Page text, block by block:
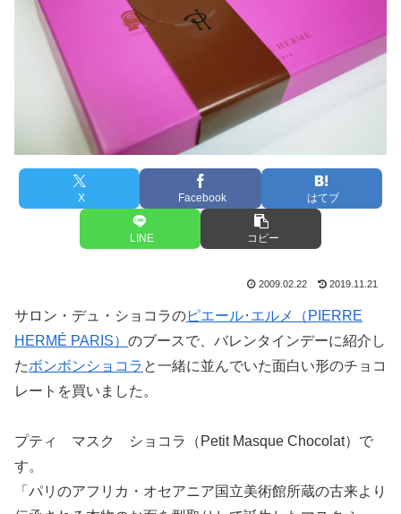
X Facebook はてブ
LINE コピー
2009.02.22 2019.11.21
サロン・デュ・ショコラのピエール･エルメ（PIERRE
HERMÉ PARIS） のブースで、バレンタインデーに紹介し
たボンボンショコラ と一緒に並んでいた面白い形のチョコ
レートを買いました。
プティ マスク ショコラ（Petit Masque Chocolat）で
す。
「パリのアフリカ・オセアニア国立美術館所蔵の古来より